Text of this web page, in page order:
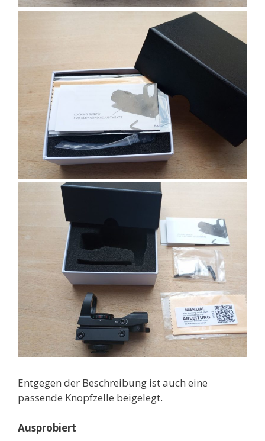
Entgegen der Beschreibung ist auch eine
passende Knopfzelle beigelegt.
Ausprobiert